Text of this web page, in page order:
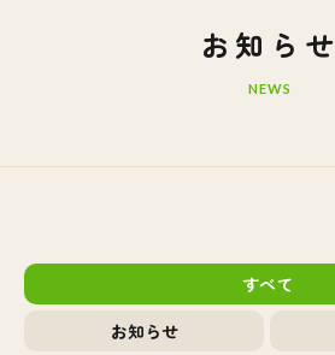
お知らせ
NEWS
すべて
お知らせ